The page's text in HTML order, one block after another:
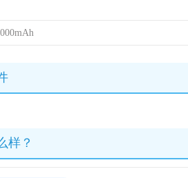
样？